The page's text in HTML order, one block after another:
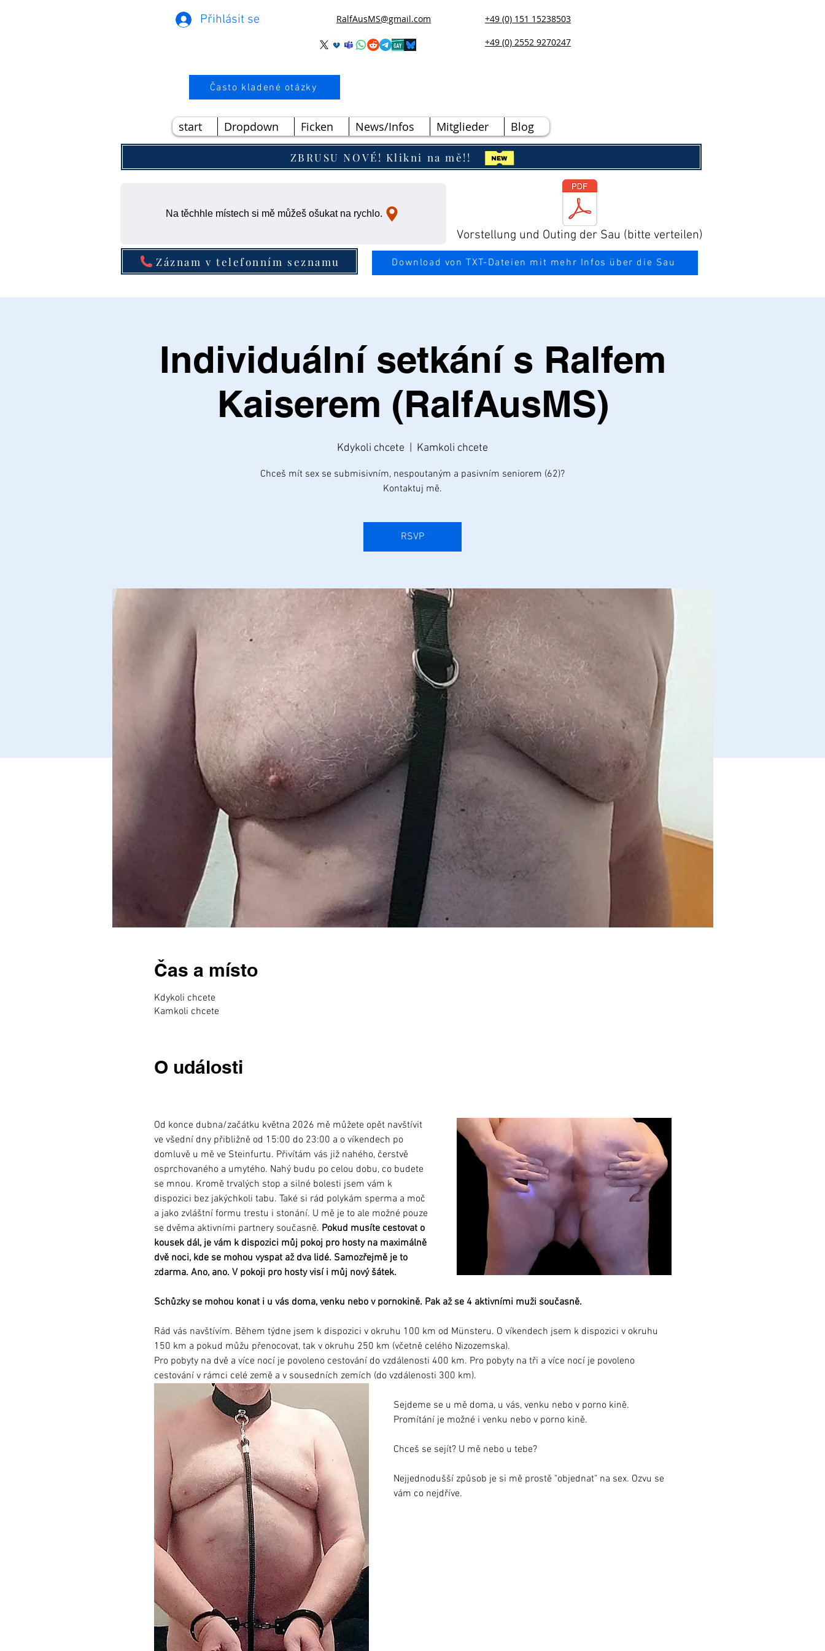
Přihlásit se RalfAusMS@gmail.com
+49 (0) 151 15238503
+49 (0) 2552 9270247
Často kladené otázky
start Dropdown Ficken News/Infos Mitglieder Blog
ZBRUSU NOVÉ! Klikni na mě!!
Na těchhle místech si mě můžeš ošukat na rychlo.
Vorstellung und Outing der Sau (bitte verteilen)
Záznam v telefonním seznamu Download von TXT-Dateien mit mehr Infos über die Sau
Individuální setkání s Ralfem
Kaiserem (RalfAusMS)
Kdykoli chcete Kamkoli chcete
Chceš mít sex se submisivním, nespoutaným a pasivním seniorem (62)?
Kontaktuj mě.
RSVP
Čas a místo
Kdykoli chcete
Kamkoli chcete
O události
Od konce dubna/začátku května 2026 mě můžete opět navštívit
ve všední dny přibližně od 15:00 do 23:00 a o víkendech po
domluvě u mě ve Steinfurtu. Přivítám vás již nahého, čerstvě
osprchovaného a umytého. Nahý budu po celou dobu, co budete
se mnou. Kromě trvalých stop a silné bolesti jsem vám k
dispozici bez jakýchkoli tabu. Také si rád polykám sperma a moč
a jako zvláštní formu trestu i stonání. U mě je to ale možné pouze
se dvěma aktivními partnery současně. Pokud musíte cestovat o
kousek dál, je vám k dispozici můj pokoj pro hosty na maximálně
dvě noci, kde se mohou vyspat až dva lidé. Samozřejmě je to
zdarma. Ano, ano. V pokoji pro hosty visí i můj nový šátek.
Schůzky se mohou konat i u vás doma, venku nebo v pornokině. Pak až se 4 aktivními muži současně.
Rád vás navštívím. Během týdne jsem k dispozici v okruhu 100 km od Münsteru. O víkendech jsem k dispozici v okruhu
150 km a pokud můžu přenocovat, tak v okruhu 250 km (včetně celého Nizozemska).
Pro pobyty na dvě a více nocí je povoleno cestování do vzdálenosti 400 km. Pro pobyty na tři a více nocí je povoleno
cestování v rámci celé země a v sousedních zemích (do vzdálenosti 300 km).
Sejdeme se u mě doma, u vás, venku nebo v porno kině.
Promítání je možné i venku nebo v porno kině.
Chceš se sejít? U mě nebo u tebe?
Nejjednodušší způsob je si mě prostě "objednat" na sex. Ozvu se
vám co nejdříve.